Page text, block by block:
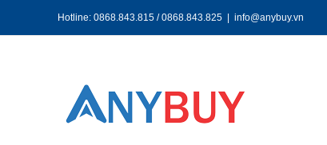
Hotline: 0868.843.815 / 0868.843.825 info@anybuy.vn